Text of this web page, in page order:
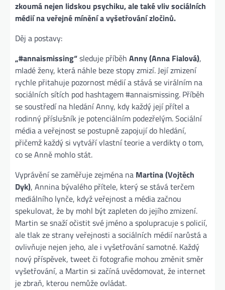
zkoumá nejen lidskou psychiku, ale také vliv sociálních
médií na veřejné mínění a vyšetřování zločinů.
Děj a postavy:
„#annaismissing“sleduje příběh Anny (Anna Fialová),
mladé ženy, která náhle beze stopy zmizí. Její zmizení
rychle přitahuje pozornost médií a stává se virálním na
sociálních sítích pod hashtagem #annaismissing. Příběh
se soustředí na hledání Anny, kdy každý její přítel a
rodinný příslušník je potenciálním podezřelým. Sociální
média a veřejnost se postupně zapojují do hledání,
přičemž každý si vytváří vlastní teorie a verdikty o tom,
co se Anně mohlo stát.
Vyprávění se zaměřuje zejména na Martina (Vojtěch
Dyk), Annina bývalého přítele, který se stává terčem
mediálního lynče, když veřejnost a média začnou
spekulovat, že by mohl být zapleten do jejího zmizení.
Martin se snaží očistit své jméno a spolupracuje s policií,
ale tlak ze strany veřejnosti a sociálních médií narůstá a
ovlivňuje nejen jeho, ale i vyšetřování samotné. Každý
nový příspěvek, tweet či fotografie mohou změnit směr
vyšetřování, a Martin si začíná uvědomovat, že internet
je zbraň, kterou nemůže ovládat.